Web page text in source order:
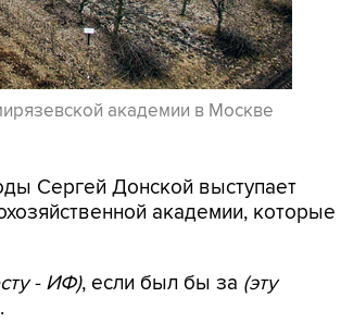
академии в Москве
Сергей Донской выступает
академии, которые
- ИФ), если был бы за (эту